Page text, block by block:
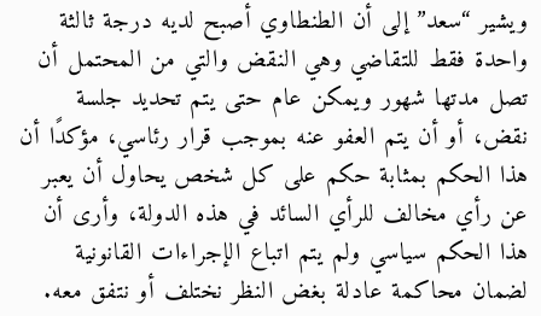
ويشير “سعد” إلى أن الطنطاوي أصبح لديه درجة ثالثة
واحدة فقط للتقاضي وهي النقض والتي من المحتمل أن
تصل مدتها شهور ويمكن عام حتى يتم تحديد جلسة
نقض، أو أن يتم العفو عنه بموجب قرار رئاسي، مؤكدًا أن
هذا الحكم بمثابة حكم على كل شخص يحاول أن يعبر
عن رأي مخالف للرأي السائد في هذه الدولة، وأرى أن
هذا الحكم سياسي ولم يتم اتباع الإجراءات القانونية
لضمان محاكمة عادلة بغض النظر نختلف أو نتفق معه.